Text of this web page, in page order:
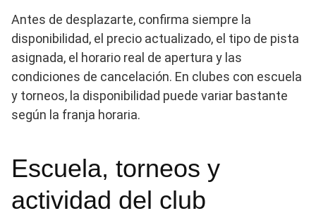
Antes de desplazarte, confirma siempre la
disponibilidad, el precio actualizado, el tipo de pista
asignada, el horario real de apertura y las
condiciones de cancelación. En clubes con escuela
y torneos, la disponibilidad puede variar bastante
según la franja horaria.
Escuela, torneos y
actividad del club